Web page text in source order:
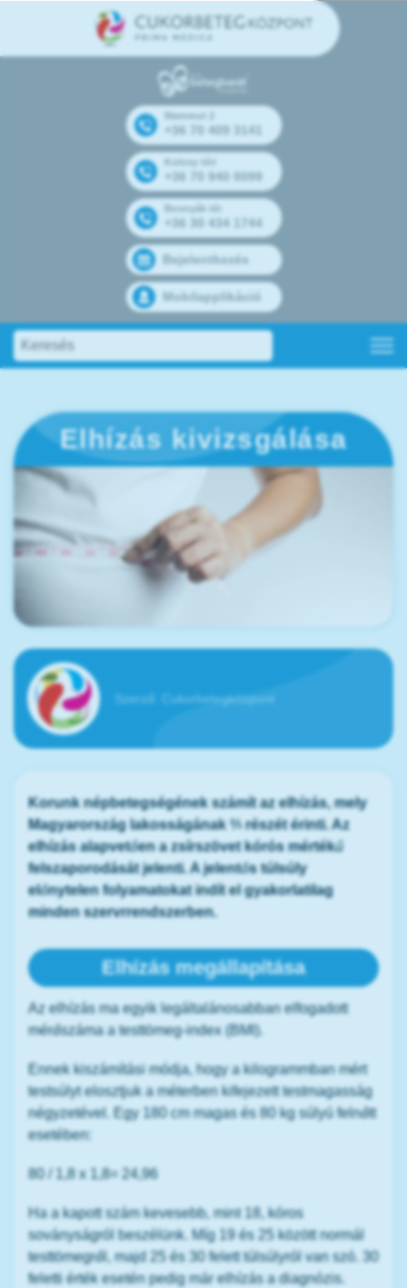
Mammut 2
+36 70 409 3141
Kolosy téri
+36 70 940 0099
Bosnyák tér
+36 30 434 1744
Bejelentkezés
Mobilapplikáció
Elhízás kivizsgálása
Szerző: Cukorbetegközpont
Korunk népbetegségének számít az elhízás, mely
Magyarország lakosságának ⅔ részét érinti. Az
elhízás alapvetően a zsírszövet kórós mértékű
felszaporodását jelenti. A jelentős túlsúly
előnytelen folyamatokat indít el gyakorlatilag
minden szervrrendszerben.
Elhízás megállapítása
Az elhízás ma egyik legáltalánosabban elfogadott
mérőszáma a testtömeg-index (BMI).
Ennek kiszámítási módja, hogy a kilogrammban mért
testsúlyt elosztjuk a méterben kifejezett testmagasság
négyzetével. Egy 180 cm magas és 80 kg súlyú felnőtt
esetében:
80 / 1,8 x 1,8= 24,96
Ha a kapott szám kevesebb, mint 18, kóros
soványságról beszélünk. Míg 19 és 25 között normál
testtömegről, majd 25 és 30 felett túlsúlyról van szó. 30
feletti érték esetén pedig már elhízás a diagnózis.